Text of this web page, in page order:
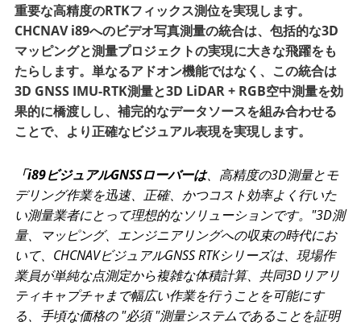
重要な高精度のRTKフィックス測位を実現します。
CHCNAV i89へのビデオ写真測量の統合は、包括的な3D
マッピングと測量プロジェクトの実現に大きな飛躍をも
たらします。単なるアドオン機能ではなく、この統合は
3D GNSS IMU-RTK測量と3D LiDAR + RGB空中測量を効
果的に橋渡しし、補完的なデータソースを組み合わせる
ことで、より正確なビジュアル表現を実現します。
「i89ビジュアルGNSSローバーは、高精度の3D測量とモ
デリング作業を迅速、正確、かつコスト効率よく行いた
い測量業者にとって理想的なソリューションです。"3D測
量、マッピング、エンジニアリングへの収束の時代にお
いて、CHCNAVビジュアルGNSS RTKシリーズは、現場作
業員が単純な点測定から複雑な体積計算、共同3Dリアリ
ティキャプチャまで幅広い作業を行うことを可能にす
る、手頃な価格の "必須 "測量システムであることを証明